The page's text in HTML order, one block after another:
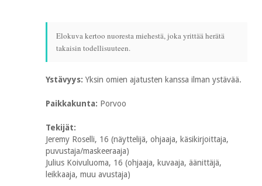
Elokuva kertoo nuoresta miehestä, joka yrittää herätä
takaisin todellisuuteen.
Ystävyys: Yksin omien ajatusten kanssa ilman ystävää.
Paikkakunta: Porvoo
Tekijät:
Jeremy Roselli, 16 (näyttelijä, ohjaaja, käsikirjoittaja,
puvustaja/maskeeraaja)
Julius Koivuluoma, 16 (ohjaaja, kuvaaja, äänittäjä,
leikkaaja, muu avustaja)